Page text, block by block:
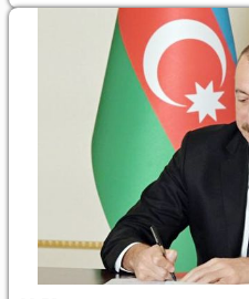
Qanununun tətbiqi və
Respublikası Prezidentinin
Sərəncamında dəyişiklik